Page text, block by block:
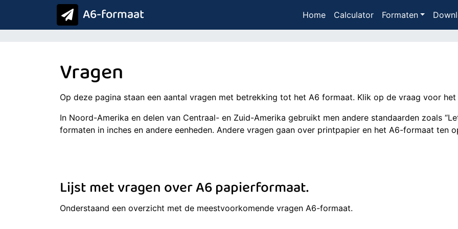
A6-formaat Home Calculator Formaten
Vragen
Op deze pagina staan een aantal vragen met betrekking tot het A6 formaat. Klik op de vraag voor
In Noord-Amerika en delen van Centraal- en Zuid-Amerika gebruikt men andere standaarden zoals
formaten in inches en andere eenheden. Andere vragen gaan over printpapier en het A6-formaat ten
Lijst met vragen over A6 papierformaat.
Onderstaand een overzicht met de meestvoorkomende vragen A6-formaat.